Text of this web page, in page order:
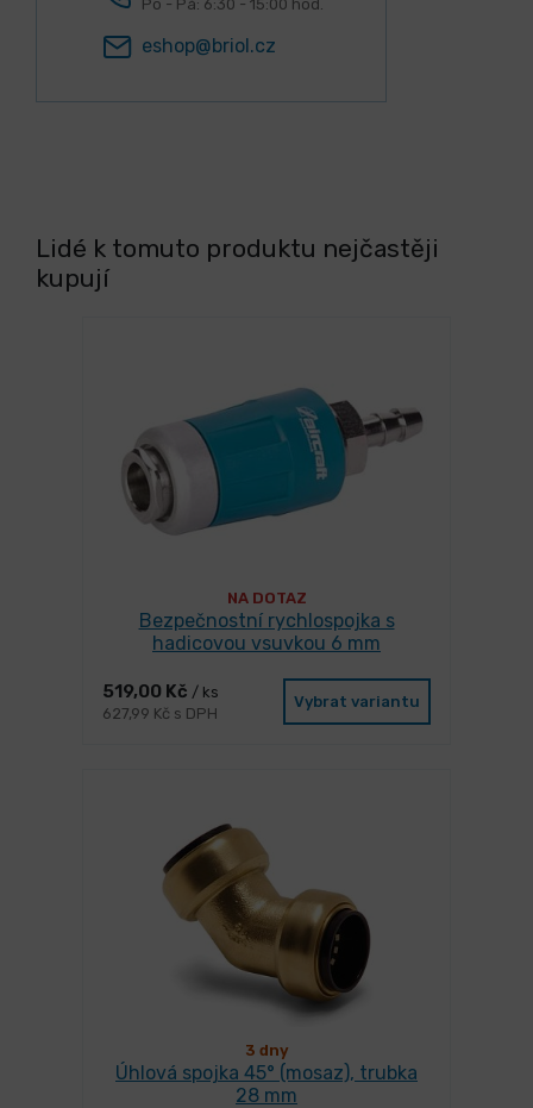
Po - Pá: 6:30 - 15:00 hod.
eshop@briol.cz
Lidé k tomuto produktu nejčastěji
kupují
NA DOTAZ
Bezpečnostní rychlospojka s
hadicovou vsuvkou 6 mm
519,00 Kč / ks
627,99 Kč s DPH
Vybrat variantu
3 dny
Úhlová spojka 45° (mosaz), trubka
28 mm